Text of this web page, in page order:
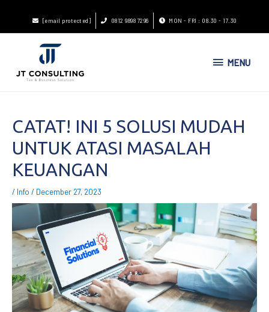
[email protected] 0812 9898 7296 MON - FRI : 08.30 - 17.30
MENU
CATAT! INI 5 SOLUSI MUDAH
UNTUK ATASI MASALAH
KEUANGAN
/ Info / December 27, 2023